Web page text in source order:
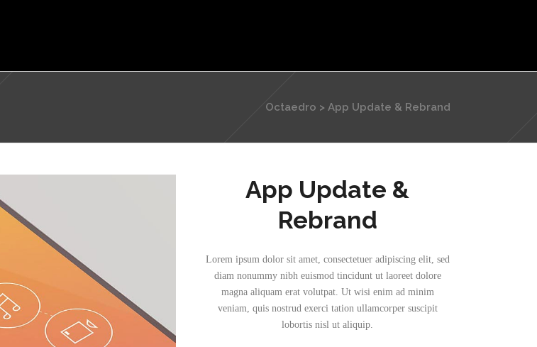
Octaedro > App Update & Rebrand
App Update &
Rebrand
Lorem ipsum dolor sit amet, consectetuer adipiscing elit, sed
diam nonummy nibh euismod tincidunt ut laoreet dolore
magna aliquam erat volutpat. Ut wisi enim ad minim
veniam, quis nostrud exerci tation ullamcorper suscipit
lobortis nisl ut aliquip.